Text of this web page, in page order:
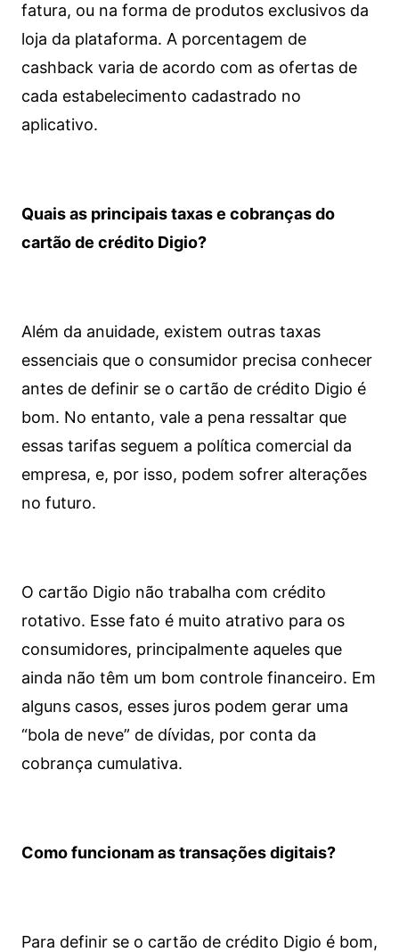
fatura, ou na forma de produtos exclusivos da
loja da plataforma. A porcentagem de
cashback varia de acordo com as ofertas de
cada estabelecimento cadastrado no
aplicativo.
Quais as principais taxas e cobranças do
cartão de crédito Digio?
Além da anuidade, existem outras taxas
essenciais que o consumidor precisa conhecer
antes de definir se o cartão de crédito Digio é
bom. No entanto, vale a pena ressaltar que
essas tarifas seguem a política comercial da
empresa, e, por isso, podem sofrer alterações
no futuro.
O cartão Digio não trabalha com crédito
rotativo. Esse fato é muito atrativo para os
consumidores, principalmente aqueles que
ainda não têm um bom controle financeiro. Em
alguns casos, esses juros podem gerar uma
“bola de neve” de dívidas, por conta da
cobrança cumulativa.
Como funcionam as transações digitais?
Para definir se o cartão de crédito Digio é bom,